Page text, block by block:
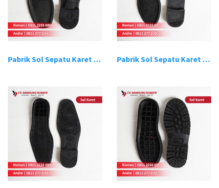
Pabrik Sol Sepatu Karet Bandung 3 Pabrik Sol Sepatu Karet Bandung 4